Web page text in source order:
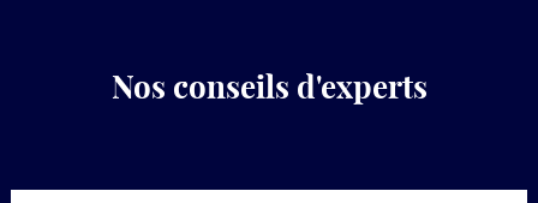
Nos conseils d'experts